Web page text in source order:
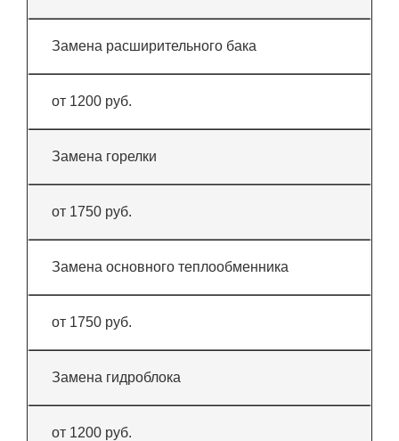
Замена расширительного бака
от 1200 руб.
Замена горелки
от 1750 руб.
Замена основного теплообменника
от 1750 руб.
Замена гидроблока
от 1200 руб.